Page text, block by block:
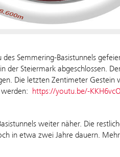
Semmering-Basistunnels
Steiermark abgeschlossen.
Die letzten Zentimeter Gestein
https://youtu.be/-
weiter näher. Die
in etwa zwei Jahre dauern.